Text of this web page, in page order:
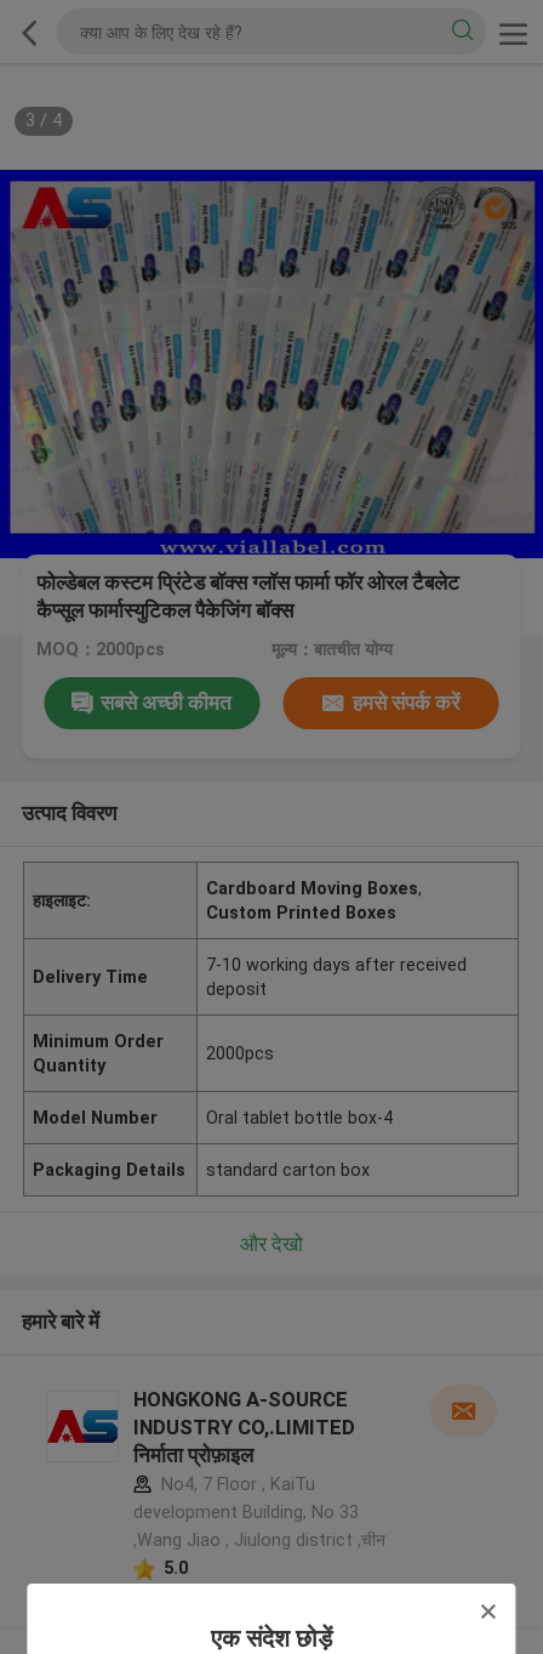
एक संदेश छोड़ें
3 / 4
फोल्डेबल कस्टम प्रिंटेड बॉक्स ग्लॉस फार्मा फॉर ओरल टैबलेट
कैप्सूल फार्मास्युटिकल पैकेजिंग बॉक्स
MOQ：2000pcs मूल्य：बातचीत योग्य
सबसे अच्छी कीमत हमसे संपर्क करें
उत्पाद विवरण
हाइलाइट:
Cardboard Moving Boxes,
Custom Printed Boxes
Delivery Time
7-10 working days after received
deposit
Minimum Order
Quantity
2000pcs
Model Number Oral tablet bottle box-4
Packaging Details standard carton box
और देखो
हमारे बारे में
HONGKONG A-SOURCE
INDUSTRY CO,.LIMITED
निर्माता प्रोफ़ाइल
No4, 7 Floor , KaiTu
development Building, No 33
,Wang Jiao , Jiulong district ,चीन
5.0